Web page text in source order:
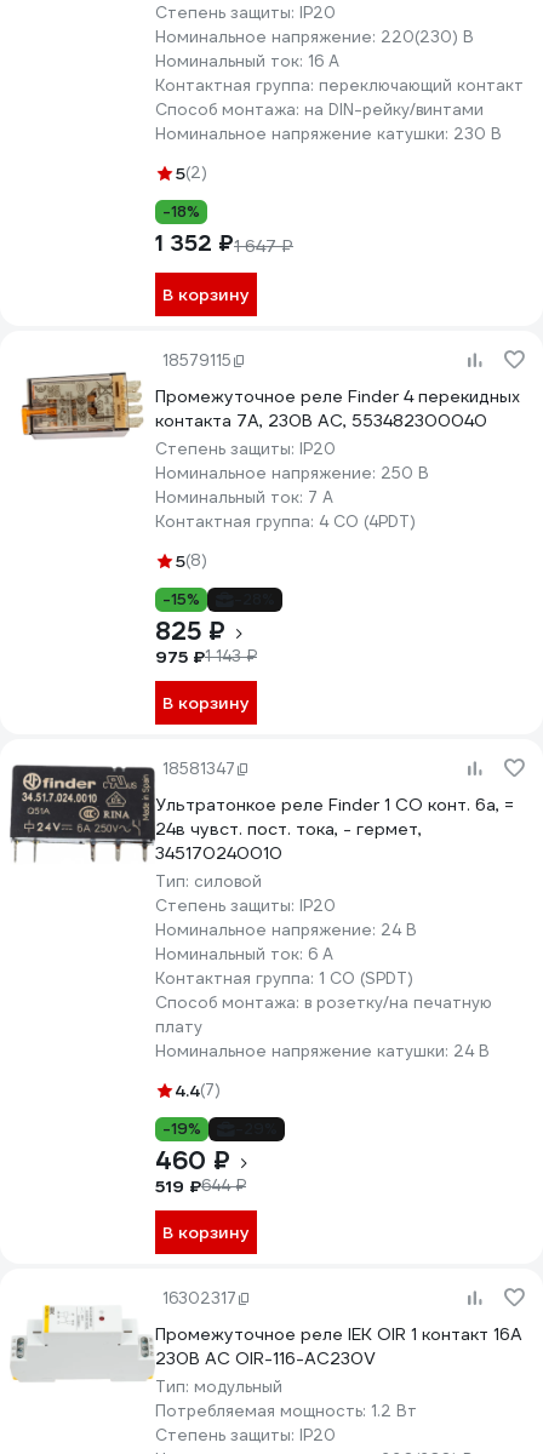
Степень защиты: IP20
Номинальное напряжение: 220(230) В
Номинальный ток: 16 А
Контактная группа: переключающий контакт
Способ монтажа: на DIN-рейку/винтами
Номинальное напряжение катушки: 230 В
5(2)
-18%
1 352 ₽1 647 ₽
В корзину
18579115
Промежуточное реле Finder 4 перекидных
контакта 7А, 230В AC, 553482300040
Степень защиты: IP20
Номинальное напряжение: 250 В
Номинальный ток: 7 А
Контактная группа: 4 CO (4PDT)
5(8)
-15%
825 ₽
975 ₽1 143 ₽
В корзину
18581347
Ультратонкое реле Finder 1 CO конт. 6а, =
24в чувст. пост. тока, - гермет,
345170240010
Тип: силовой
Степень защиты: IP20
Номинальное напряжение: 24 В
Номинальный ток: 6 А
Контактная группа: 1 СO (SPDT)
Способ монтажа: в розетку/на печатную
плату
Номинальное напряжение катушки: 24 В
4.4(7)
-19%
460 ₽
519 ₽644 ₽
В корзину
16302317
Промежуточное реле IEK OIR 1 контакт 16А
230В AC OIR-116-AC230V
Тип: модульный
Потребляемая мощность: 1.2 Вт
Степень защиты: IP20